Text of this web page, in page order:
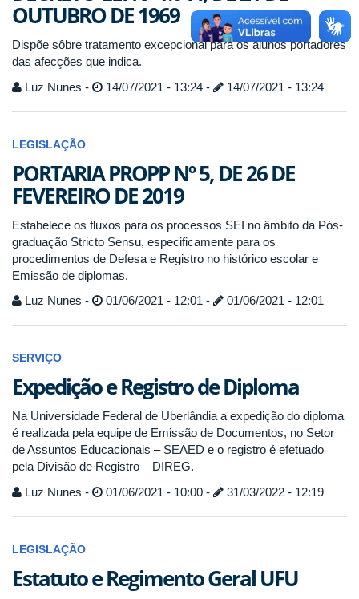
OUTUBRO DE 1969
Dispõe sôbre tratamento excepcional para os alunos portadores
das afecções que indica.
Luz Nunes -
14/07/2021 - 13:24 - 14/07/2021 - 13:24
LEGISLAÇÃO
PORTARIA PROPP Nº 5, DE 26 DE
FEVEREIRO DE 2019
Estabelece os fluxos para os processos SEI no âmbito da Pós-
graduação Stricto Sensu, especificamente para os
procedimentos de Defesa e Registro no histórico escolar e
Emissão de diplomas.
Luz Nunes -
01/06/2021 - 12:01 - 01/06/2021 - 12:01
SERVIÇO
Expedição e Registro de Diploma
Na Universidade Federal de Uberlândia a expedição do diploma
é realizada pela equipe de Emissão de Documentos, no Setor
de Assuntos Educacionais – SEAED e o registro é efetuado
pela Divisão de Registro – DIREG.
Luz Nunes -
01/06/2021 - 10:00 - 31/03/2022 - 12:19
LEGISLAÇÃO
Estatuto e Regimento Geral UFU